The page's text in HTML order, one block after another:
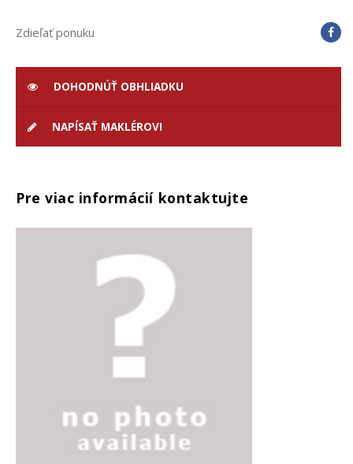
Zdieľať ponuku
DOHODNÚŤ OBHLIADKU
NAPÍSAŤ MAKLÉROVI
Pre viac informácií kontaktujte